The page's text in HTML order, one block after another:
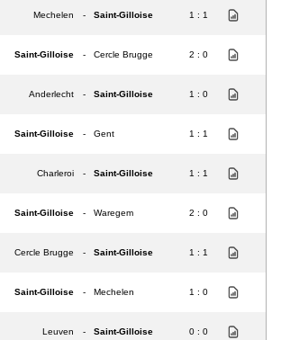
Mechelen - Saint-Gilloise 1 : 1
Saint-Gilloise - Cercle Brugge 2 : 0
Anderlecht - Saint-Gilloise 1 : 0
Saint-Gilloise - Gent 1 : 1
Charleroi - Saint-Gilloise 1 : 1
Saint-Gilloise - Waregem 2 : 0
Cercle Brugge - Saint-Gilloise 1 : 1
Saint-Gilloise - Mechelen 1 : 0
Leuven - Saint-Gilloise 0 : 0